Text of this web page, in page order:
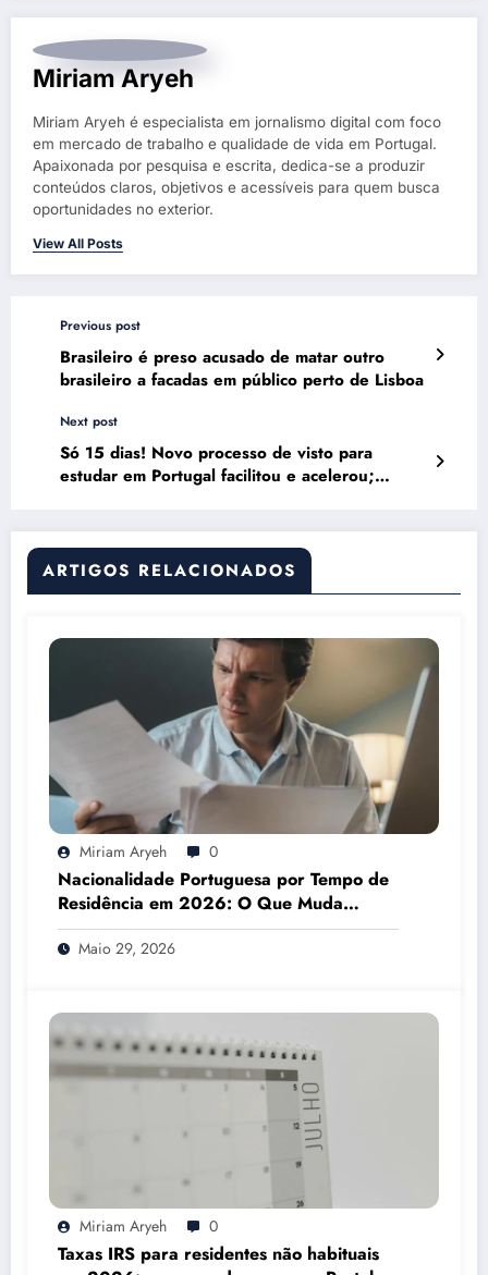
Miriam Aryeh
Miriam Aryeh é especialista em jornalismo digital com foco
em mercado de trabalho e qualidade de vida em Portugal.
Apaixonada por pesquisa e escrita, dedica-se a produzir
conteúdos claros, objetivos e acessíveis para quem busca
oportunidades no exterior.
View All Posts
Previous post
Brasileiro é preso acusado de matar outro
brasileiro a facadas em público perto de Lisboa
Next post
Só 15 dias! Novo processo de visto para
estudar em Portugal facilitou e acelerou;
ARTIGOS RELACIONADOS
Miriam Aryeh 0
Nacionalidade Portuguesa por Tempo de
Residência em 2026: O Que Muda
Mesmo
Maio 29, 2026
Miriam Aryeh 0
Taxas IRS para residentes não habituais